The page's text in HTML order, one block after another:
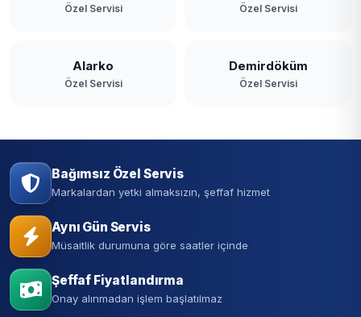
Özel Servisi Özel Servisi
Alarko
Özel Servisi
Demirdöküm
Özel Servisi
Bağımsız Özel Servis
Markalardan yetki almaksızın, şeffaf hizmet
Aynı Gün Servis
Müsaitlik durumuna göre saatler içinde
Şeffaf Fiyatlandırma
Onay alınmadan işlem başlatılmaz